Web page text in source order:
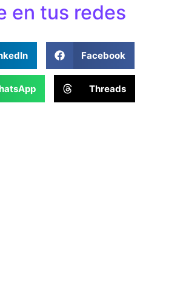
en tus redes
Facebook
Threads